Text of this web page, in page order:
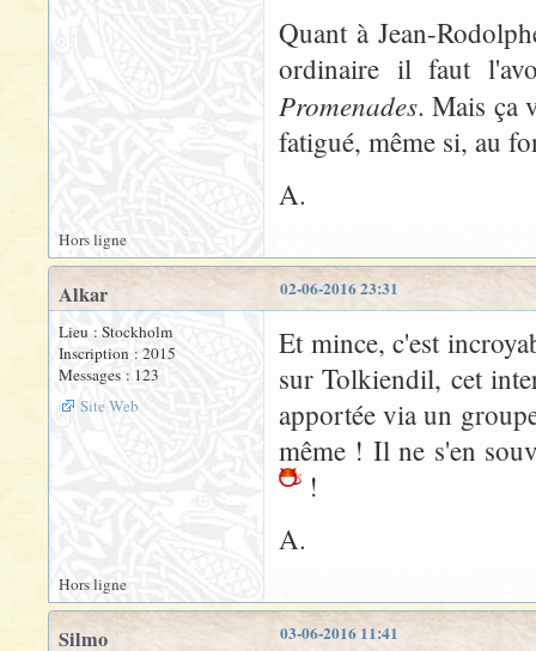
Quant à Jean-
ordinaire il faut
Promenades. Mais ça
fatigué, même si, au
A.
Hors ligne
02-06-2016 23:31
Alkar
Lieu : Stockholm
Inscription : 2015
Messages : 123
Site Web
Et mince, c'est
sur Tolkiendil, cet
apportée via un
même ! Il ne s'en
!
A.
Hors ligne
03-06-2016 11:41
Silmo